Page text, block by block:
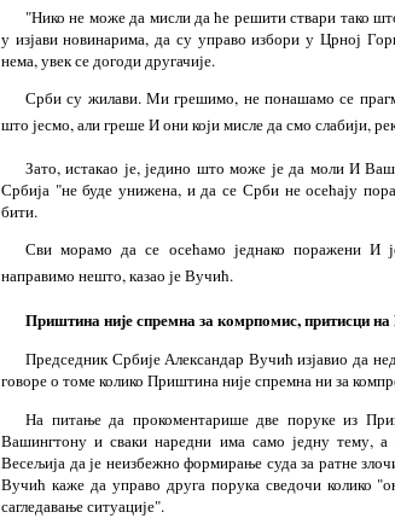
"Нико не може да мисли да ће решити ствари тако
у изјави новинарима, да су управо избори у Црној
нема, увек се догоди другачије.
Срби су жилави. Ми грешимо, не понашамо се
што јесмо, али греше И они који мисле да смо слабији,
Зато, истакао је, једино што може је да моли И
Србија "не буде унижена, и да се Срби не осећају
бити.
Сви морамо да се осећамо једнако поражени
направимо нешто, казао је Вучић.
Приштина није спремна за комрпомис, притисци
Председник Србије Александар Вучић изјавио да
говоре о томе колико Приштина није спремна ни за
На питање да прокоментарише две поруке из
Вашингтону и сваки наредни има само једну тему,
Весељија да је неизбежно формирање суда за ратне
Вучић каже да управо друга порука сведочи колико
сагледавање ситуације".